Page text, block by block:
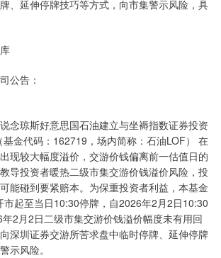
、延伸停牌技巧等方式，向市集警示风险，具
公告：
念琼斯好意思国石油建立与坐褥指数证券投资
金代码：162719，场内简称：石油LOF） 在
现较大幅度溢价，交游价钱偏离前一估值日的
导投资者暖热二级市集交游价钱溢价风险，投
能碰到要紧赔本。为保重投资者利益，本基金
起至当日10:30停牌，自2026年2月2日10:30
2月2日二级市集交游价钱溢价幅度未有用回
深圳证券交游所苦求盘中临时停牌、延伸停牌
示风险。